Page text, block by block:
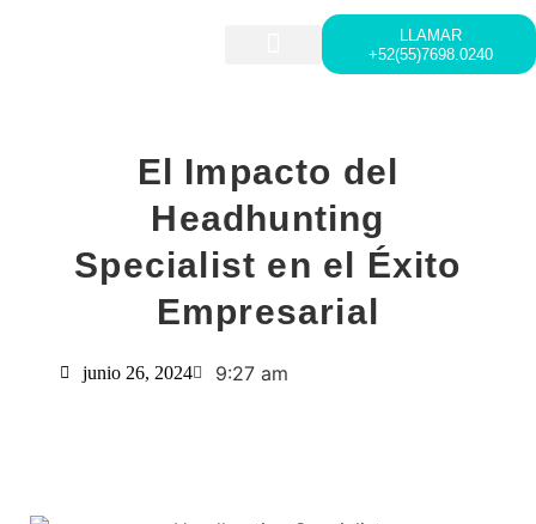
LLAMAR
+52(55)7698.0240
El Impacto del
Headhunting
Specialist en el Éxito
Empresarial
junio 26, 2024 9:27 am